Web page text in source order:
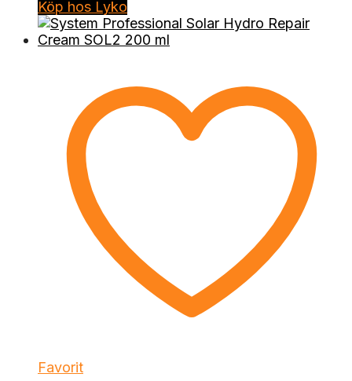
Köp hos Lyko
Favorit